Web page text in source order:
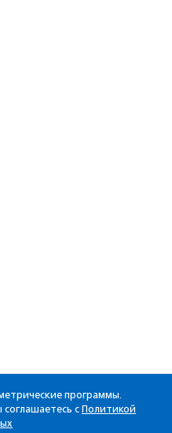
программы.
с Политикой